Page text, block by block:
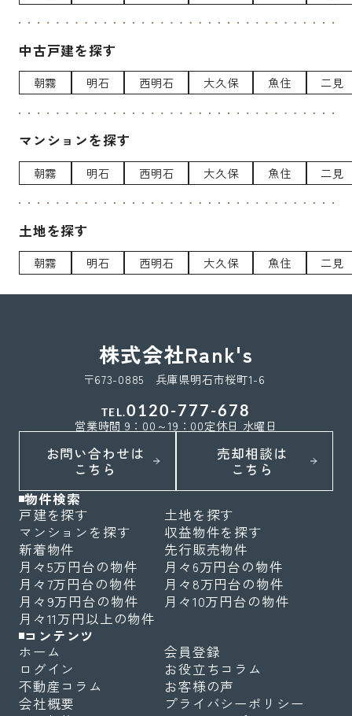
中古戸建を探す
朝霧 明石 西明石 大久保 魚住 二見
マンションを探す
朝霧 明石 西明石 大久保 魚住 二見
土地を探す
朝霧 明石 西明石 大久保 魚住 二見
株式会社Rank's
〒673-0885 兵庫県明石市桜町1-6
TEL.0120-777-678
営業時間 9：00～19：00定休日 水曜日
お問い合わせは
こちら
売却相談は
こちら
物件検索
戸建を探す
土地を探す
マンションを探す
収益物件を探す
新着物件
先行販売物件
月々5万円台の物件
月々6万円台の物件
月々7万円台の物件
月々8万円台の物件
月々9万円台の物件
月々10万円台の物件
月々11万円以上の物件
コンテンツ
ホーム
会員登録
ログイン
お役立ちコラム
不動産コラム
お客様の声
会社概要
プライバシーポリシー